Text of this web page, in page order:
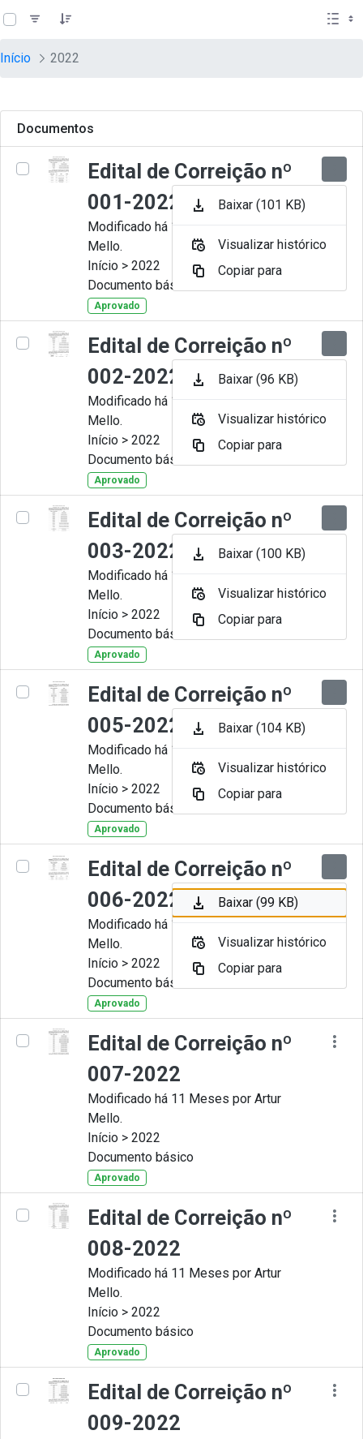
Pular para o Conteúdo principal
teste descricao
Início 2022
Documentos
Edital de Correição nº
001-2022
Modificado há 11 Meses por Artur
Mello.
Início > 2022
Documento básico
Aprovado
Edital de Correição nº
002-2022
Modificado há 11 Meses por Artur
Mello.
Início > 2022
Documento básico
Aprovado
Edital de Correição nº
003-2022
Modificado há 11 Meses por Artur
Mello.
Início > 2022
Documento básico
Aprovado
Edital de Correição nº
005-2022
Modificado há 11 Meses por Artur
Mello.
Início > 2022
Documento básico
Aprovado
Edital de Correição nº
006-2022
Modificado há 11 Meses por Artur
Mello.
Início > 2022
Documento básico
Aprovado
Edital de Correição nº
007-2022
Modificado há 11 Meses por Artur
Mello.
Início > 2022
Documento básico
Aprovado
Edital de Correição nº
008-2022
Modificado há 11 Meses por Artur
Mello.
Início > 2022
Documento básico
Aprovado
Edital de Correição nº
009-2022
Baixar (101 KB)
Visualizar histórico
Copiar para
Baixar (96 KB)
Visualizar histórico
Copiar para
Baixar (100 KB)
Visualizar histórico
Copiar para
Baixar (104 KB)
Visualizar histórico
Copiar para
Baixar (99 KB)
Visualizar histórico
Copiar para